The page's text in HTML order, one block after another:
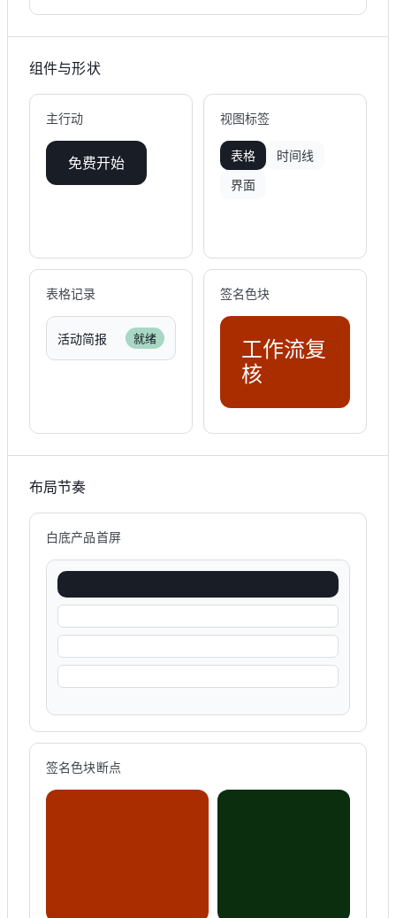
组件与形状
主行动
免费开始
视图标签
表格
时间线
界面
表格记录
活动简报 就绪
签名色块
工作流复
核
布局节奏
白底产品首屏
签名色块断点